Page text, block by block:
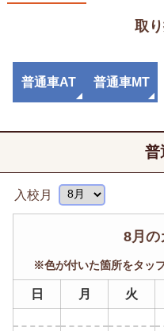
取
普通車AT 普通車MT
普
入校月
8月の
※色が付いた箇所をタッ
日 月 火